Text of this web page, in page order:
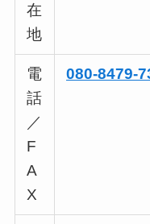
在
地
電
話
／
F
A
X
080-8479-